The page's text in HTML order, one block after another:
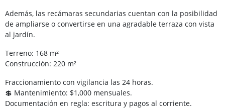
Además, las recámaras secundarias cuentan con la posibilidad
de ampliarse o convertirse en una agradable terraza con vista
al jardín.
Terreno: 168 m²
Construcción: 220 m²
Fraccionamiento con vigilancia las 24 horas.
💲 Mantenimiento: $1,000 mensuales.
Documentación en regla: escritura y pagos al corriente.